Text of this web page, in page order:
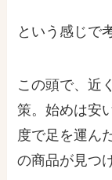
という感じで
この頭で、近
策。始めは安
度で足を運ん
の商品が見つ